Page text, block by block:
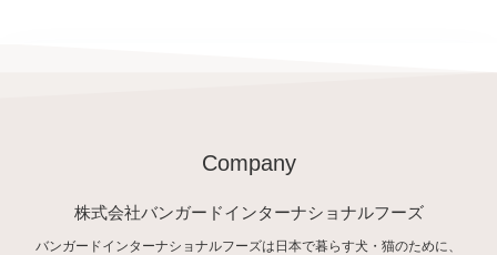
Company
株式会社バンガードインターナショナルフーズ
バンガードインターナショナルフーズは日本で暮らす犬・猫のために、